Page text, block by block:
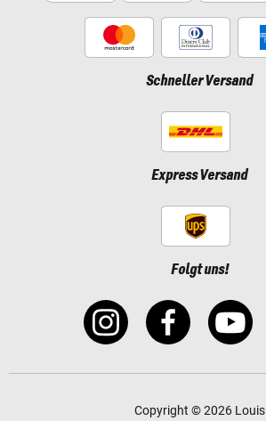
Schneller Versand
Express Versand
Folgt uns!
Copyright © 2026 Louis